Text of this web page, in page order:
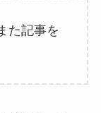
た記事を